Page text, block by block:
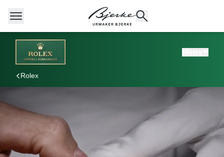
POPULÆRE SØK
Speedmaster Tag Heuer
Rolex